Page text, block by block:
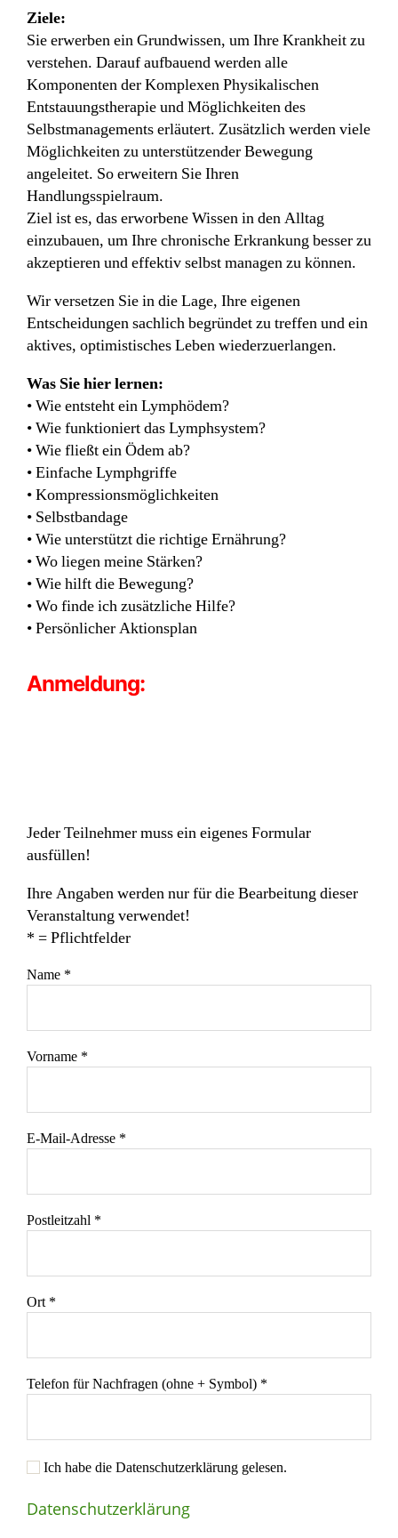
Ziele:
Sie erwerben ein Grundwissen, um Ihre Krankheit zu
verstehen. Darauf aufbauend werden alle
Komponenten der Komplexen Physikalischen
Entstauungstherapie und Möglichkeiten des
Selbstmanagements erläutert. Zusätzlich werden viele
Möglichkeiten zu unterstützender Bewegung
angeleitet. So erweitern Sie Ihren
Handlungsspielraum.
Ziel ist es, das erworbene Wissen in den Alltag
einzubauen, um Ihre chronische Erkrankung besser zu
akzeptieren und effektiv selbst managen zu können.
Wir versetzen Sie in die Lage, Ihre eigenen
Entscheidungen sachlich begründet zu treffen und ein
aktives, optimistisches Leben wiederzuerlangen.
Was Sie hier lernen:
• Wie entsteht ein Lymphödem?
• Wie funktioniert das Lymphsystem?
• Wie fließt ein Ödem ab?
• Einfache Lymphgriffe
• Kompressionsmöglichkeiten
• Selbstbandage
• Wie unterstützt die richtige Ernährung?
• Wo liegen meine Stärken?
• Wie hilft die Bewegung?
• Wo finde ich zusätzliche Hilfe?
• Persönlicher Aktionsplan
Anmeldung:
Jeder Teilnehmer muss ein eigenes Formular
ausfüllen!
Ihre Angaben werden nur für die Bearbeitung dieser
Veranstaltung verwendet!
* = Pflichtfelder
Name *
Vorname *
E-Mail-Adresse *
Postleitzahl *
Ort *
Telefon für Nachfragen (ohne + Symbol) *
Ich habe die Datenschutzerklärung gelesen.
Datenschutzerklärung